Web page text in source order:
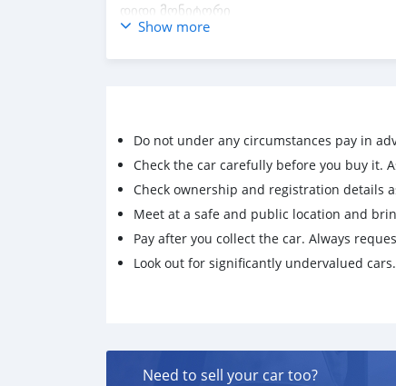
დიდი მონიტორი
Sport კარობკა
Xenon adaptive ფარები
შავი ჭერი
მულტი საჭე
Ⓜ️დისკები
კარბონის ორიგინალი სპოილერი და
H&R სპორტული პრუჟინები
კრუიზკონტროლი
Show more
Do not under any circumstances pay in
Check the car carefully before you buy it.
Check ownership and registration details
Meet at a safe and public location and
Pay after you collect the car. Always
Look out for significantly undervalued
Need to sell your car too?